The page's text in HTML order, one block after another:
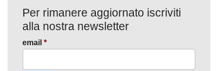
Per rimanere aggiornato iscriviti
alla nostra newsletter
email *